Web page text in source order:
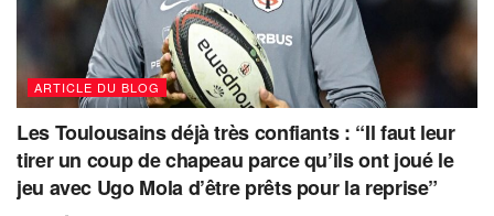
ARTICLE DU BLOG
Les Toulousains déjà très confiants : “Il faut leur
tirer un coup de chapeau parce qu’ils ont joué le
jeu avec Ugo Mola d’être prêts pour la reprise”